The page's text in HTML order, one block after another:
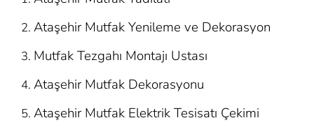
Ataşehir Mutfak Yenileme ve Dekorasyon
Mutfak Tezgahı Montajı Ustası
Ataşehir Mutfak Dekorasyonu
Ataşehir Mutfak Elektrik Tesisatı Çekimi